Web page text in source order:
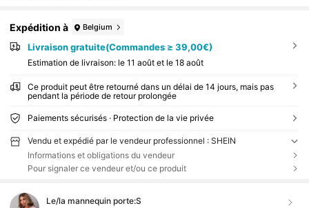
Expédition à Belgium
Livraison gratuite(Commandes ≥ 39,00€)
Estimation de livraison: le 11 août et le 18 août
Ce produit peut être retourné dans un délai de 14 jours, mais pas
pendant la période de retour prolongée
Paiements sécurisés · Protection de la vie privée
Vendu et expédié par le vendeur professionnel : SHEIN
Informations et obligations du vendeur
Pour signaler ce vendeur et/ou ce produit
Le/la mannequin porte:S